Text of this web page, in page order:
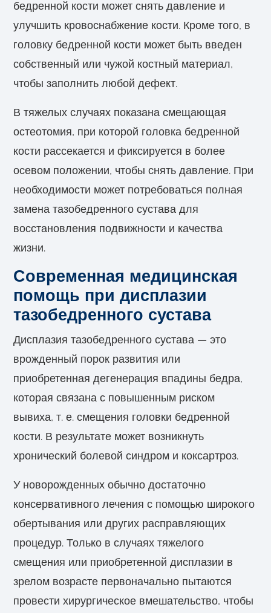
бедренной кости может снять давление и
улучшить кровоснабжение кости. Кроме того, в
головку бедренной кости может быть введен
собственный или чужой костный материал,
чтобы заполнить любой дефект.
В тяжелых случаях показана смещающая
остеотомия, при которой головка бедренной
кости рассекается и фиксируется в более
осевом положении, чтобы снять давление. При
необходимости может потребоваться полная
замена тазобедренного сустава для
восстановления подвижности и качества
жизни.
Современная медицинская
помощь при дисплазии
тазобедренного сустава
Дисплазия тазобедренного сустава — это
врожденный порок развития или
приобретенная дегенерация впадины бедра,
которая связана с повышенным риском
вывиха, т. е. смещения головки бедренной
кости. В результате может возникнуть
хронический болевой синдром и коксартроз.
У новорожденных обычно достаточно
консервативного лечения с помощью широкого
обертывания или других расправляющих
процедур. Только в случаях тяжелого
смещения или приобретенной дисплазии в
зрелом возрасте первоначально пытаются
провести хирургическое вмешательство, чтобы